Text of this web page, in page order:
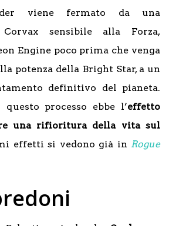
viene fermato da una
sensibile alla Forza,
Engine poco prima che venga
potenza della Bright Star, a un
definitivo del pianeta.
processo ebbe l’effetto
una rifioritura della vita sul
effetti si vedono già in Rogue